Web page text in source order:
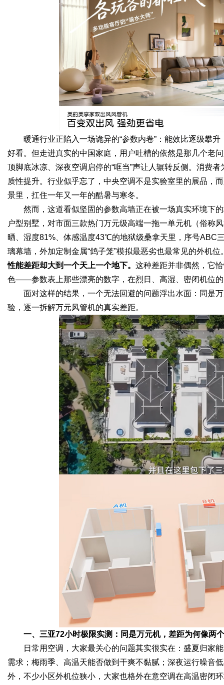
d
暖通行业正陷入一场诡异的“参数内卷”：能效比逐级攀
好看。但走进真实的中国家庭，用户吐槽的依然是那几个
顶脚底冰凉、深夜空调启停的“哐当”声让人辗转反侧。消费
质性提升。行业似乎忘了，中央空调不是实验室里的展品，
景里，扛住一年又一年的酷暑与寒冬。
然而，这道看似坚固的参数高墙正在被一场真实环境下
户型别墅，对市面三款热门万元级高端一拖一单元机（俗称
晒、湿度81%、体感温度43℃的地狱级桑拿天里，序号ABC
璃幕墙，外加定制金属“鸽子笼”模拟最恶劣也最常见的外机位
性能差距却大到一个天上一个地下。 这种差距并非偶然，它
色——参数表上那些漂亮的数字，在烈日、高湿、密闭机位
面对这样的结果，一个无法回避的问题浮出水面：同是
验，逐一拆解万元风管机的真实差距。
一、三亚72小时极限实测：同是万元机，差距为何像两
日常用空调，大家最关心的问题其实很实在：盛夏归家
需求；梅雨季、高温天能否做到干爽不黏腻；深夜运行噪音
外，不少小区外机位狭小，大家也格外在意空调在高温密闭